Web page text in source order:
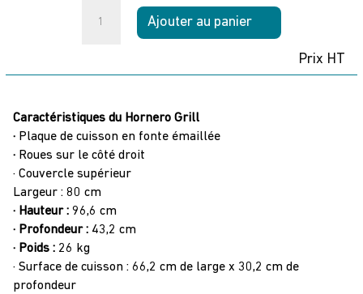
BBQ
Ajouter au panier
Prix HT
Caractéristiques du Hornero Grill
·Plaque de cuisson en fonte émaillée
· Roues sur le côté droit
· Couvercle supérieur
Largeur : 80 cm
· Hauteur : 96,6 cm
· Profondeur :43,2 cm
· Poids :26 kg
· Surface de cuisson : 66,2 cm de large x 30,2 cm de
profondeur